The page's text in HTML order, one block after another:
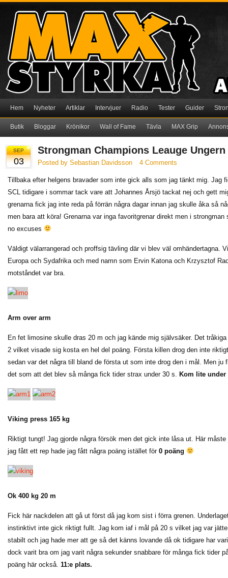
Hem Nyheter Artiklar Intervjuer Radio Tester Guider
Butik Bloggar Krönikor Wall of Fame Tävla MAX Grip
SEP
03
Strongman Champions Leauge Ungern
Posted by Sebastian Davidsson 4 Comments
Tillbaka efter helgens bravader som inte gick alls som jag tänkt mig. Jag
SCL tidigare i sommar tack vare att Johannes Årsjö tackat nej och gett
grenarna fick jag inte reda på förrän några dagar innan jag skulle åka så
men bara att köra! Grenarna var inga favoritgrenar direkt men i
no excuses
Väldigt välarrangerad och proffsig tävling där vi blev väl omhändertagna.
Europa och Sydafrika och med namn som Ervin Katona och Krzysztof
motståndet var bra.
Arm over arm
En fet limosine skulle dras 20 m och jag kände mig självsäker. Det
2 vilket visade sig kosta en hel del poäng. Första killen drog den inte
sedan var det några till bland de första ut som inte drog den i mål. Men ju
det som att det blev så många fick tider strax under 30 s. Kom lite
Viking press 165 kg
Riktigt tungt! Jag gjorde några försök men det gick inte låsa ut. Här
jag fått ett rep hade jag fått några poäng istället för 0 poäng
Ok 400 kg 20 m
Fick här nackdelen att gå ut först då jag kom sist i förra grenen.
instinktivt inte gick riktigt fullt. Jag kom iaf i mål på 20 s vilket jag var
stabilt och jag hade mer att ge så det känns lovande då ok tidigare har
dock varit bra om jag varit några sekunder snabbare för många fick tider
poäng här också. 11:e plats.